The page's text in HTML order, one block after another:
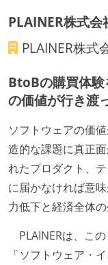
PLAINER株式会
PLAINER株式
BtoBの購買体
の価値が行き渡
ソフトウェアの価
造的な課題に真正
れたプロダクト、
に届かなければ意
力低下と経済全体
PLAINERは、こ
「ソフトウェア・